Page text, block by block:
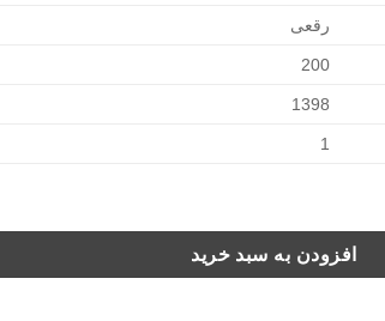
رقعی
200
1398
1
افزودن به سبد خرید